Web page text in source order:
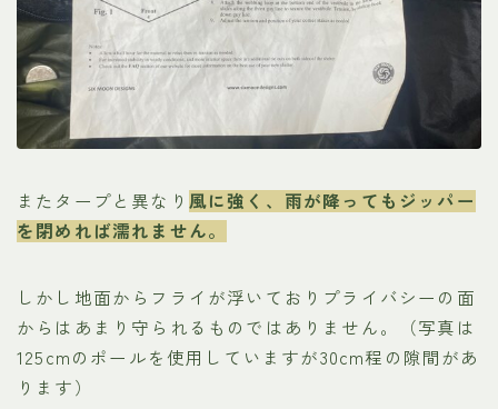
またタープと異なり 風に強く、雨が降ってもジッパー
を閉めれば濡れません。
しかし地面からフライが浮いておりプライバシーの面
からはあまり守られるものではありません。（写真は
125cmのポールを使用していますが30cm程の隙間があ
ります）